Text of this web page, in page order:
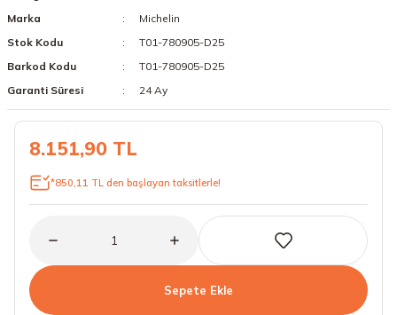
19 Lastikler
20 Lastikler
Marka
Michelin
Stok Kodu
T01-780905-D25
Barkod Kodu
T01-780905-D25
Garanti Süresi
24 Ay
8.151,90 TL
*850,11 TL den başlayan taksitlerle!
Sepete Ekle